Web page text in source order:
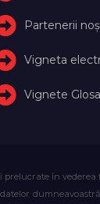
Partenerii
Vigneta
Vignete
prelucrate în